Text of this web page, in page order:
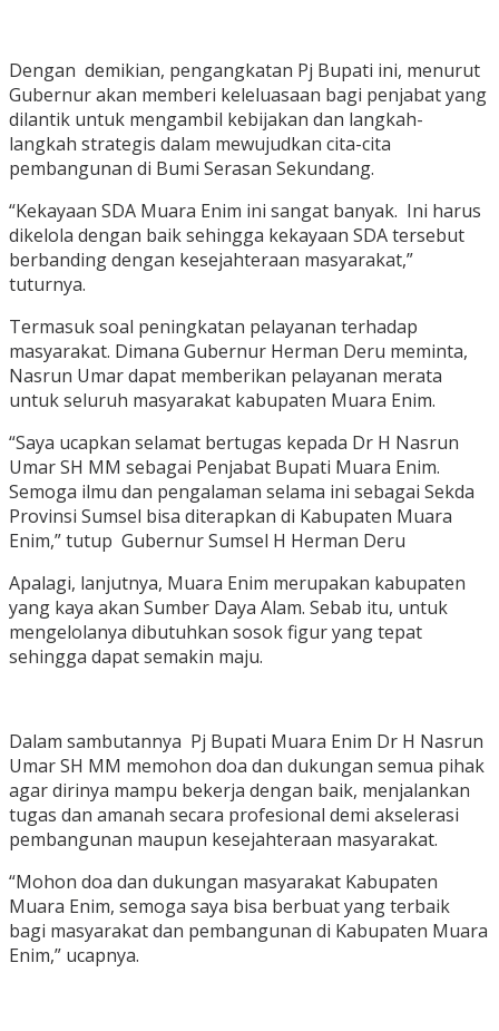
Dengan demikian, pengangkatan Pj Bupati ini, menurut
Gubernur akan memberi keleluasaan bagi penjabat yang
dilantik untuk mengambil kebijakan dan langkah-
langkah strategis dalam mewujudkan cita-cita
pembangunan di Bumi Serasan Sekundang.
“Kekayaan SDA Muara Enim ini sangat banyak. Ini harus
dikelola dengan baik sehingga kekayaan SDA tersebut
berbanding dengan kesejahteraan masyarakat,”
tuturnya.
Termasuk soal peningkatan pelayanan terhadap
masyarakat. Dimana Gubernur Herman Deru meminta,
Nasrun Umar dapat memberikan pelayanan merata
untuk seluruh masyarakat kabupaten Muara Enim.
“Saya ucapkan selamat bertugas kepada Dr H Nasrun
Umar SH MM sebagai Penjabat Bupati Muara Enim.
Semoga ilmu dan pengalaman selama ini sebagai Sekda
Provinsi Sumsel bisa diterapkan di Kabupaten Muara
Enim,” tutup Gubernur Sumsel H Herman Deru
Apalagi, lanjutnya, Muara Enim merupakan kabupaten
yang kaya akan Sumber Daya Alam. Sebab itu, untuk
mengelolanya dibutuhkan sosok figur yang tepat
sehingga dapat semakin maju.
Dalam sambutannya Pj Bupati Muara Enim Dr H Nasrun
Umar SH MM memohon doa dan dukungan semua pihak
agar dirinya mampu bekerja dengan baik, menjalankan
tugas dan amanah secara profesional demi akselerasi
pembangunan maupun kesejahteraan masyarakat.
“Mohon doa dan dukungan masyarakat Kabupaten
Muara Enim, semoga saya bisa berbuat yang terbaik
bagi masyarakat dan pembangunan di Kabupaten Muara
Enim,” ucapnya.